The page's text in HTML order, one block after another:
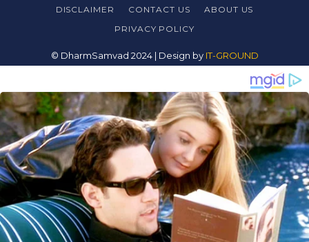
DISCLAIMER CONTACT US
ABOUT US
PRIVACY POLICY
© DharmSamvad 2024 | Design byIT-GROUND